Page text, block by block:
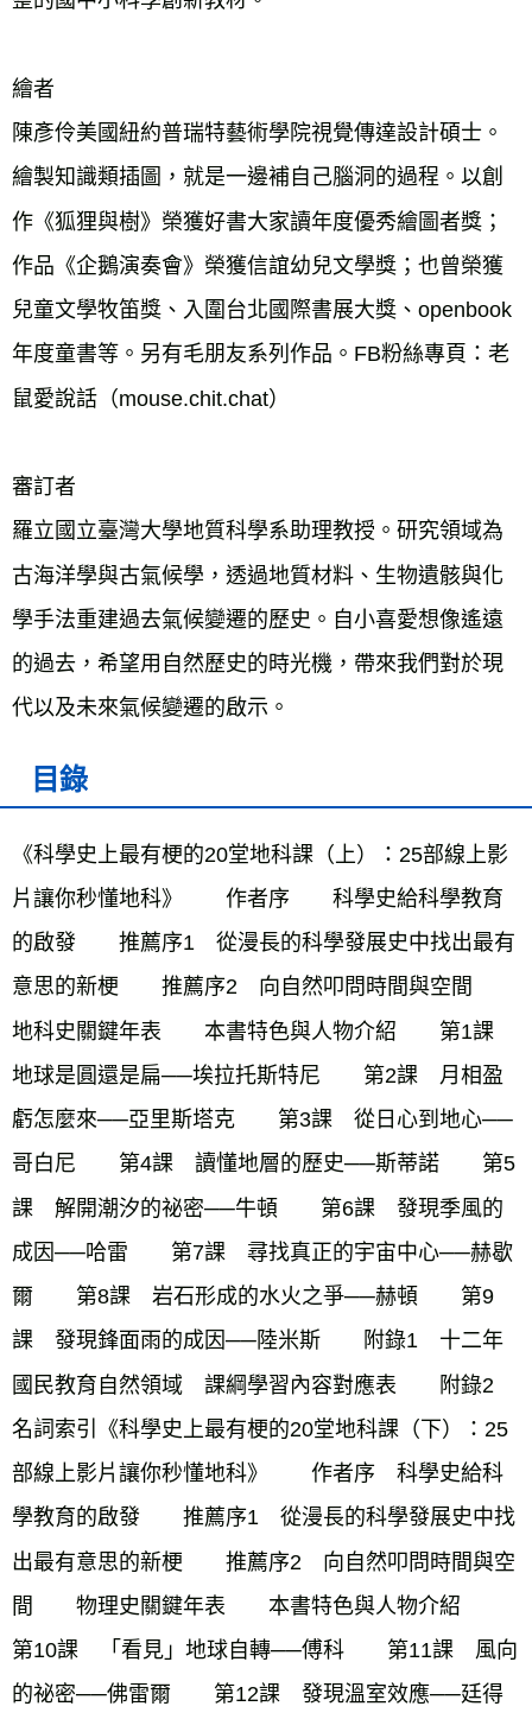
繪者
陳彥伶美國紐約普瑞特藝術學院視覺傳達設計碩士。
繪製知識類插圖，就是一邊補自己腦洞的過程。以創
作《狐狸與樹》榮獲好書大家讀年度優秀繪圖者獎；
作品《企鵝演奏會》榮獲信誼幼兒文學獎；也曾榮獲
兒童文學牧笛獎、入圍台北國際書展大獎、openbook
年度童書等。另有毛朋友系列作品。FB粉絲專頁：老
鼠愛說話（mouse.chit.chat）
審訂者
羅立國立臺灣大學地質科學系助理教授。研究領域為
古海洋學與古氣候學，透過地質材料、生物遺骸與化
學手法重建過去氣候變遷的歷史。自小喜愛想像遙遠
的過去，希望用自然歷史的時光機，帶來我們對於現
代以及未來氣候變遷的啟示。
目錄
《科學史上最有梗的20堂地科課（上）：25部線上影
片讓你秒懂地科》　　作者序　　科學史給科學教育
的啟發　　推薦序1　從漫長的科學發展史中找出最有
意思的新梗　　推薦序2　向自然叩問時間與空間
地科史關鍵年表　　本書特色與人物介紹　　第1課
地球是圓還是扁──埃拉托斯特尼　　第2課　月相盈
虧怎麼來──亞里斯塔克　　第3課　從日心到地心──
哥白尼　　第4課　讀懂地層的歷史──斯蒂諾　　第5
課　解開潮汐的祕密──牛頓　　第6課　發現季風的
成因──哈雷　　第7課　尋找真正的宇宙中心──赫歇
爾　　第8課　岩石形成的水火之爭──赫頓　　第9
課　發現鋒面雨的成因──陸米斯　　附錄1　十二年
國民教育自然領域　課綱學習內容對應表　　附錄2
名詞索引《科學史上最有梗的20堂地科課（下）：25
部線上影片讓你秒懂地科》　　作者序　科學史給科
學教育的啟發　　推薦序1　從漫長的科學發展史中找
出最有意思的新梗　　推薦序2　向自然叩問時間與空
間　　物理史關鍵年表　　本書特色與人物介紹
第10課　「看見」地球自轉──傅科　　第11課　風向
的祕密──佛雷爾　　第12課　發現溫室效應──廷得